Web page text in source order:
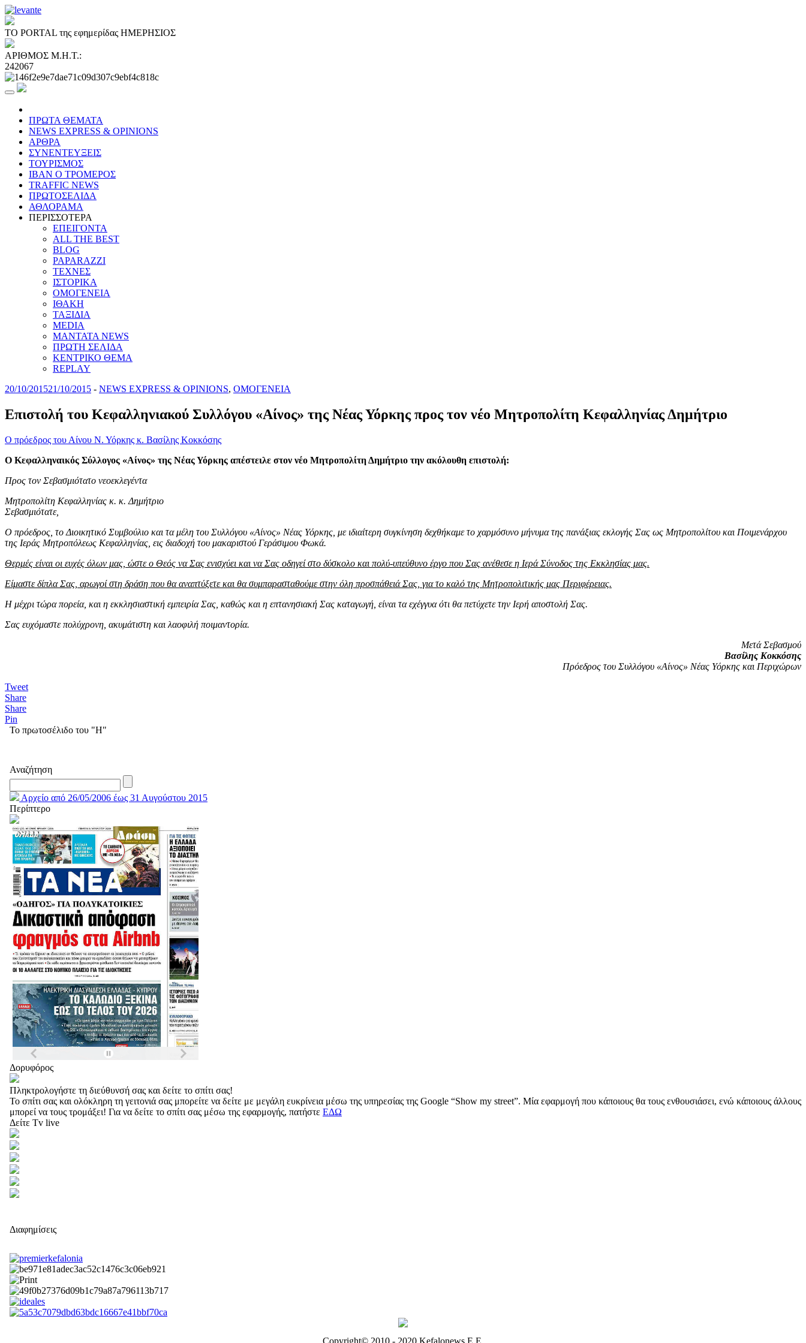
ΤΟ PORTAL της εφημερίδας ΗΜΕΡΗΣΙΟΣ
ΑΡΙΘΜΟΣ Μ.Η.Τ.:
242067
ΠΡΩΤΑ ΘΕΜΑΤΑ
NEWS EXPRESS & OPINIONS
ΑΡΘΡΑ
ΣΥΝΕΝΤΕΥΞΕΙΣ
ΤΟΥΡΙΣΜΟΣ
ΙΒΑΝ Ο ΤΡΟΜΕΡΟΣ
TRAFFIC NEWS
ΠΡΩΤΟΣΕΛΙΔΑ
ΑΘΛΟΡΑΜΑ
ΠΕΡΙΣΣΟΤΕΡΑ
ΕΠΕΙΓΟΝΤΑ
ALL THE BEST
BLOG
PAPARAZZI
ΤΕΧΝΕΣ
ΙΣΤΟΡΙΚΑ
ΟΜΟΓΕΝΕΙΑ
ΙΘΑΚΗ
ΤΑΞΙΔΙΑ
MEDIA
MANTATA NEWS
ΠΡΩΤΗ ΣΕΛΙΔΑ
ΚΕΝΤΡΙΚΟ ΘΕΜΑ
REPLAY
20/10/201521/10/2015 - NEWS EXPRESS & OPINIONS, ΟΜΟΓΕΝΕΙΑ
Eπιστολή του Kεφαλληνιακού Συλλόγου «Aίνος» της Νέας Υόρκης προς τον νέο Mητροπολίτη Kεφαλληνίας Δημήτριο
Ο πρόεδρος του Αίνου Ν. Υόρκης κ. Βασίλης Κοκκόσης
O Κεφαλληναικός Σύλλογος «Αίνος» της Νέας Υόρκης απέστειλε στον νέο Μητροπολίτη Δημήτριο την ακόλουθη επιστολή:
Προς τον Σεβασμιότατο νεοεκλεγέντα
Μητροπολίτη Κεφαλληνίας κ. κ. Δημήτριο
Σεβασμιότατε,
O πρόεδρος, το Διοικητικό Συμβούλιο και τα μέλη του Συλλόγου «Αίνος» Νέας Υόρκης, με ιδιαίτερη συγκίνηση δεχθήκαμε το χαρμόσυνο μήνυμα της πανάξιας εκλογής Σας ως Μητροπολίτου και Ποιμενάρχου
της Ιεράς Μητροπόλεως Κεφαλληνίας, εις διαδοχή του μακαριστού Γεράσιμου Φωκά.
Θερμές είναι οι ευχές όλων μας, ώστε ο Θεός να Σας ενισχύει και να Σας οδηγεί στο δύσκολο και πολύ-υπεύθυνο έργο που Σας ανέθεσε η Ιερά Σύνοδος της Εκκλησίας μας.
Είμαστε δίπλα Σας, αρωγοί στη δράση που θα αναπτύξετε και θα συμπαρασταθούμε στην όλη προσπάθειά Σας, για το καλό της Μητροπολιτικής μας Περιφέρειας.
Η μέχρι τώρα πορεία, και η εκκλησιαστική εμπειρία Σας, καθώς και η επτανησιακή Σας καταγωγή, είναι τα εχέγγυα ότι θα πετύχετε την Ιερή αποστολή Σας.
Σας ευχόμαστε πολύχρονη, ακυμάτιστη και λαοφιλή ποιμαντορία.
Μετά Σεβασμού
Βασίλης Κοκκόσης
Πρόεδρος του Συλλόγου «Αίνος» Νέας Υόρκης και Περιχώρων
Tweet
Share
Share
Pin
Το πρωτοσέλιδο του "Η"
Αναζήτηση
Αρχείο από 26/05/2006 έως 31 Αυγούστου 2015
Περίπτερο
Δορυφόρος
Πληκτρολογήστε τη διεύθυνσή σας και δείτε το σπίτι σας!
Το σπίτι σας και ολόκληρη τη γειτονιά σας μπορείτε να δείτε με μεγάλη ευκρίνεια μέσω της υπηρεσίας της Google “Show my street”. Μία εφαρμογή που κάποιους θα τους ενθουσιάσει, ενώ κάποιους άλλους
μπορεί να τους τρομάξει! Για να δείτε το σπίτι σας μέσω της εφαρμογής, πατήστε ΕΔΩ
Δείτε Tv live
Διαφημίσεις
Copyright© 2010 - 2020 Kefalonews Ε.E.